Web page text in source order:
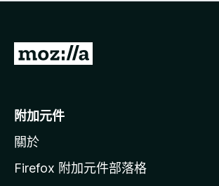
有
前
o
i
l
附加元件
關於
Firefox 附加元件部落格